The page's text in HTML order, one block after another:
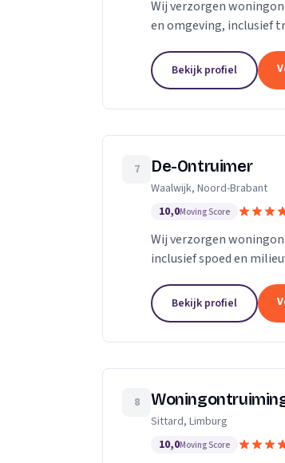
Wij verzorgen
en omgeving, inclusief
Bekijk profiel
7 De-Ontruimer
Waalwijk, Noord-Brabant
10,0Moving Score
Wij verzorgen
inclusief spoed en
Bekijk profiel
8
Sittard, Limburg
10,0Moving Score